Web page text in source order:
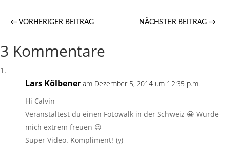
← VORHERIGER BEITRAG NÄCHSTER BEITRAG →
3 Kommentare
Lars Kölbener am Dezember 5, 2014 um 12:35 p.m.
Hi Calvin
Veranstaltest du einen Fotowalk in der Schweiz 😀 Würde
mich extrem freuen 😉
Super Video. Kompliment! (y)